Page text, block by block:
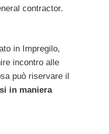
contractor.
in Impregilo,
incontro alle
può riservare il
in maniera